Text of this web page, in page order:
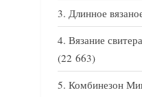
Длинное
Вязание
(22 663)
Комбинезон